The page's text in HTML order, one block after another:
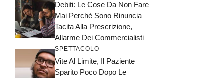
Debiti: Le Cose Da Non Fare
Mai Perché Sono Rinuncia
Tacita Alla Prescrizione,
Allarme Dei Commercialisti
SPETTACOLO
Vite Al Limite, Il Paziente
Sparito Poco Dopo Le